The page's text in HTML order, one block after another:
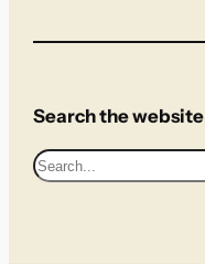
Search the website
S